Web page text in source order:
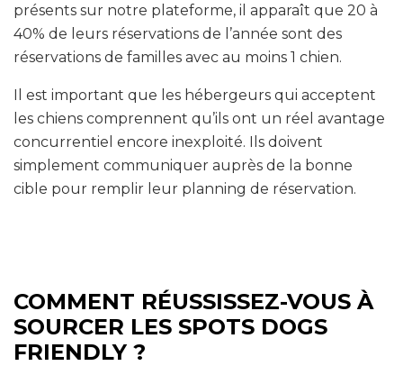
présents sur notre plateforme, il apparaît que 20 à
40% de leurs réservations de l’année sont des
réservations de familles avec au moins 1 chien.
Il est important que les hébergeurs qui acceptent
les chiens comprennent qu’ils ont un réel avantage
concurrentiel encore inexploité. Ils doivent
simplement communiquer auprès de la bonne
cible pour remplir leur planning de réservation.
COMMENT RÉUSSISSEZ-VOUS À
SOURCER LES SPOTS DOGS
FRIENDLY ?